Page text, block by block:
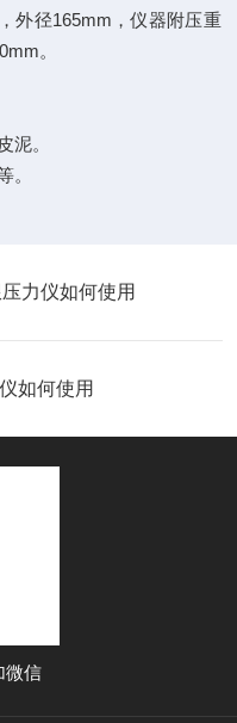
，外径165mm ，仪器附压重
。
泥。
。
力仪如何使用
如何使用
微信